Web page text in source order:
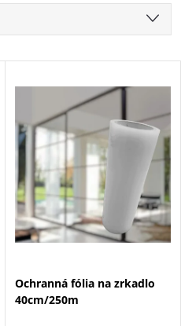
Ochranná fólia na zrkadlo
40cm/250m